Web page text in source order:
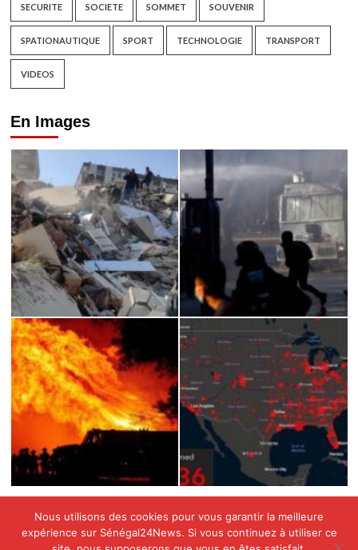
SECURITE SOCIETE SOMMET SOUVENIR
SPATIONAUTIQUE SPORT TECHNOLOGIE TRANSPORT
VIDEOS
En Images
Nous utilisons des cookies pour vous garantir la meilleure
expérience sur Sénégal24News. Si vous continuez à utiliser ce